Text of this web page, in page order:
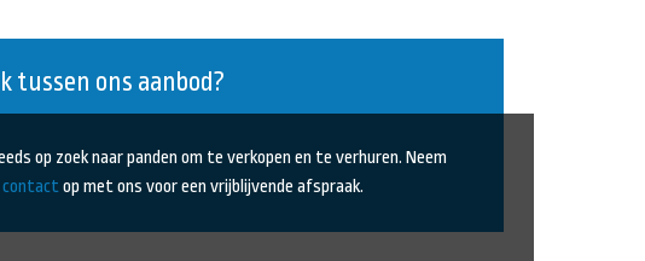
tussen ons aanbod?
op zoek naar panden om te verkopen en te verhuren. Neem
contactop met ons voor een vrijblijvende afspraak.